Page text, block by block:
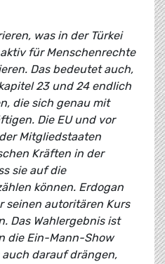
was in der Türkei
für Menschenrechte
Das bedeutet auch,
23 und 24 endlich
die sich genau mit
Die EU und vor
Mitgliedstaaten
Kräften in der
sie auf die
können. Erdogan
seinen autoritären Kurs
Das Wahlergebnis ist
die Ein-Mann-Show
auch darauf drängen,